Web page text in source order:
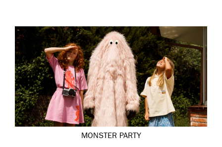
MONSTER PARTY